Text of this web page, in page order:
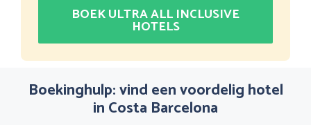
BOEK ULTRA ALL INCLUSIVE
HOTELS
Boekinghulp: vind een voordelig hotel
in Costa Barcelona